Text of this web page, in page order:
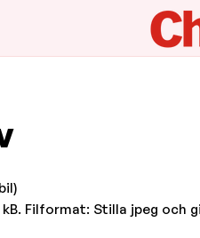
kB. Filformat: Stilla jpeg och